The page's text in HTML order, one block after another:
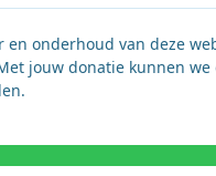
en onderhoud van deze
jouw donatie kunnen